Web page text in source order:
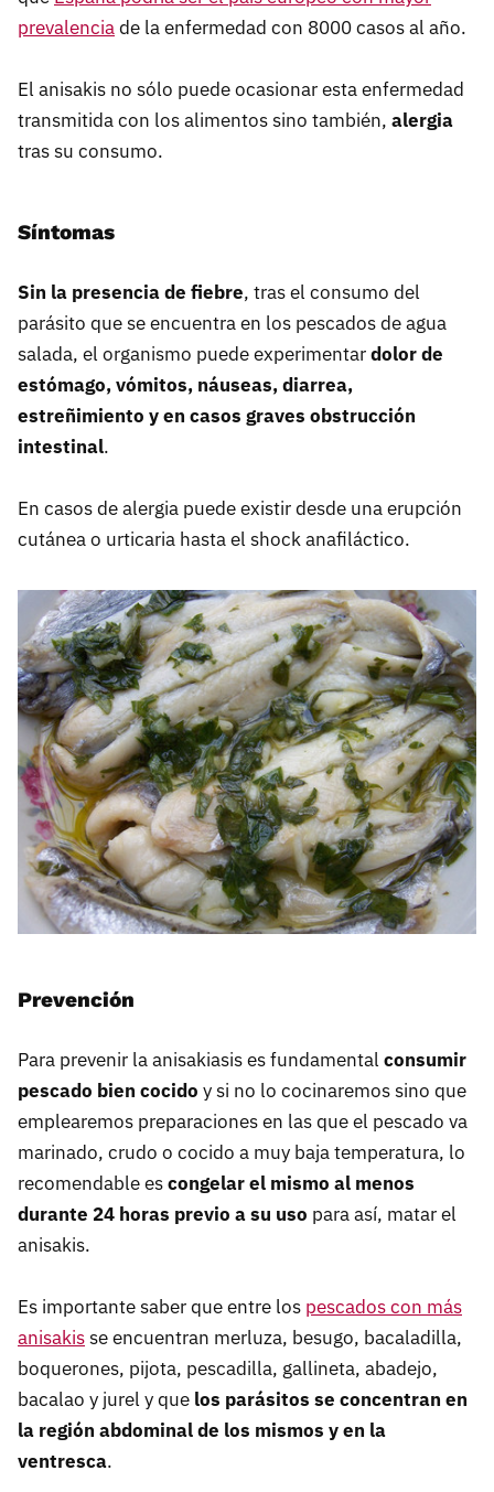
prevalenciade la enfermedad con 8000 casos al año.
El anisakis no sólo puede ocasionar esta enfermedad
transmitida con los alimentos sino también, alergia
tras su consumo.
Síntomas
Sin la presencia de fiebre, tras el consumo del
parásito que se encuentra en los pescados de agua
salada, el organismo puede experimentardolor de
estómago, vómitos, náuseas, diarrea,
estreñimiento y en casos graves obstrucción
intestinal.
En casos de alergia puede existir desde una erupción
cutánea o urticaria hasta el shock anafiláctico.
Prevención
Para prevenir la anisakiasis es fundamental consumir
pescado bien cocido y si no lo cocinaremos sino que
emplearemos preparaciones en las que el pescado va
marinado, crudo o cocido a muy baja temperatura, lo
recomendable escongelar el mismo al menos
durante 24 horas previo a su uso para así, matar el
anisakis.
Es importante saber que entre los pescados con más
anisakisse encuentran merluza, besugo, bacaladilla,
boquerones, pijota, pescadilla, gallineta, abadejo,
bacalao y jurel y que los parásitos se concentran en
la región abdominal de los mismos y en la
ventresca.